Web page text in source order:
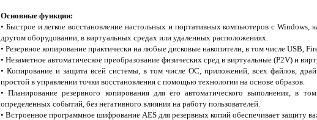
Основные функции:
• Быстрое и легкое восстановление настольных и портативных компьютеров с Windows,
другом оборудовании, в виртуальных средах или удаленных расположениях.
• Резервное копирование практически на любые дисковые накопители, в том числе USB,
• Незаметное автоматическое преобразование физических сред в виртуальные (P2V) и
• Копирование и защита всей системы, в том числе ОС, приложений, всех файлов,
простой в управлении точки восстановления с помощью технологии на основе образов.
• Планирование резервного копирования для его автоматического выполнения, в
определенных событий, без негативного влияния на работу пользователей.
• Встроенное программное шифрование AES для резервных копий обеспечивает защиту